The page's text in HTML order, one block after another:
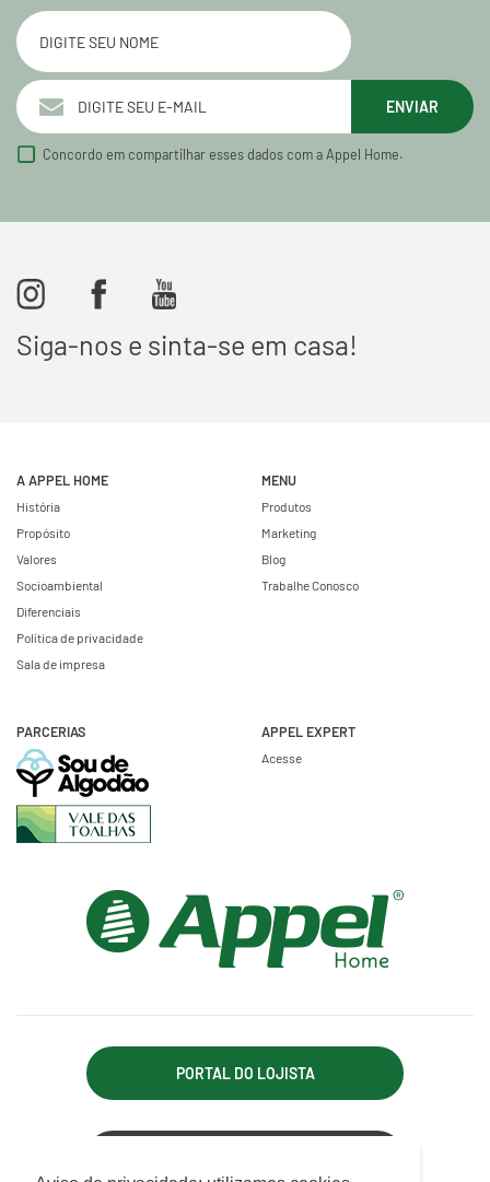
Utilizamos cookies para oferecer melhor
ENVIAR
Concordo em compartilhar esses dados com a Appel Home.
Siga-nos e sinta-se em casa!
A APPEL HOME
História
Propósito
Valores
Socioambiental
Diferenciais
Política de privacidade
Sala de impresa
MENU
Produtos
Marketing
Blog
Trabalhe Conosco
PARCERIAS APPEL EXPERT
Acesse
PORTAL DO LOJISTA